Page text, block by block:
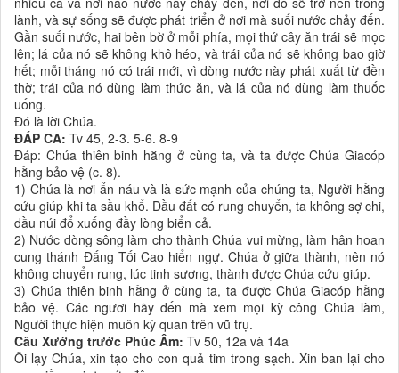
lành, và sự sống sẽ được phát triển ở nơi mà suối nước chảy đến.
Gần suối nước, hai bên bờ ở mỗi phía, mọi thứ cây ăn trái sẽ mọc
lên; lá của nó sẽ không khô héo, và trái của nó sẽ không bao giờ
hết; mỗi tháng nó có trái mới, vì dòng nước này phát xuất từ đền
thờ; trái của nó dùng làm thức ăn, và lá của nó dùng làm thuốc
uống.
Ðó là lời Chúa.
ĐÁP CA: Tv 45, 2-3. 5-6. 8-9
Ðáp: Chúa thiên binh hằng ở cùng ta, và ta được Chúa Giacóp
hằng bảo vệ (c. 8).
1) Chúa là nơi ẩn náu và là sức mạnh của chúng ta, Người hằng
cứu giúp khi ta sầu khổ. Dầu đất có rung chuyển, ta không sợ chi,
dầu núi đổ xuống đầy lòng biển cả.
2) Nước dòng sông làm cho thành Chúa vui mừng, làm hân hoan
cung thánh Ðấng Tối Cao hiển ngự. Chúa ở giữa thành, nên nó
không chuyển rung, lúc tinh sương, thành được Chúa cứu giúp.
3) Chúa thiên binh hằng ở cùng ta, ta được Chúa Giacóp hằng
bảo vệ. Các ngươi hãy đến mà xem mọi kỳ công Chúa làm,
Người thực hiện muôn kỳ quan trên vũ trụ.
Câu Xướng trước Phúc Âm: Tv 50, 12a và 14a
Ôi lạy Chúa, xin tạo cho con quả tim trong sạch. Xin ban lại cho